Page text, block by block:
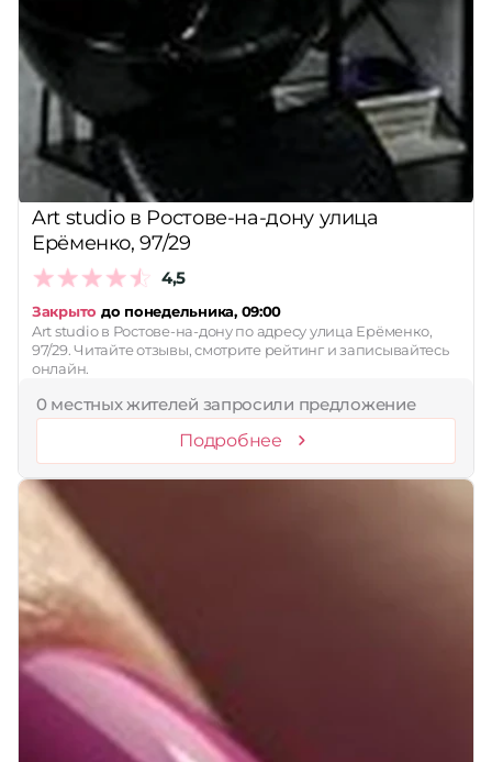
Art studio в Ростове-на-дону улица
Ерёменко, 97/29
4,5
Закрыто до понедельника, 09:00
Art studio в Ростове-на-дону по адресу улица Ерёменко,
97/29. Читайте отзывы, смотрите рейтинг и записывайтесь
онлайн.
0 местных жителей запросили предложение
Подробнее